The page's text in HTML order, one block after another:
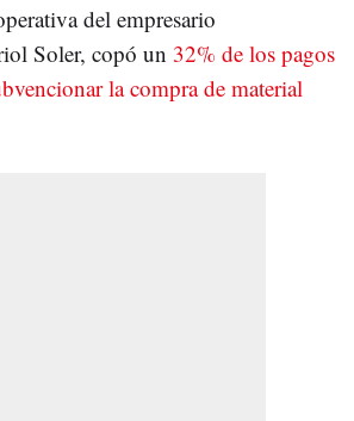
del empresario
Soler, copó un 32% de los pagos
la compra de material